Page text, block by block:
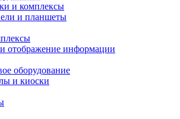
и комплексы
и планшеты
отображение информации
оборудование
и киоски